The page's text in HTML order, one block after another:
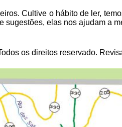
Cultive o hábito de ler,
sugestões, elas nos ajudam a
os direitos reservado.